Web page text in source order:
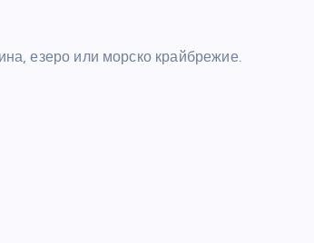
езеро или морско крайбрежие.